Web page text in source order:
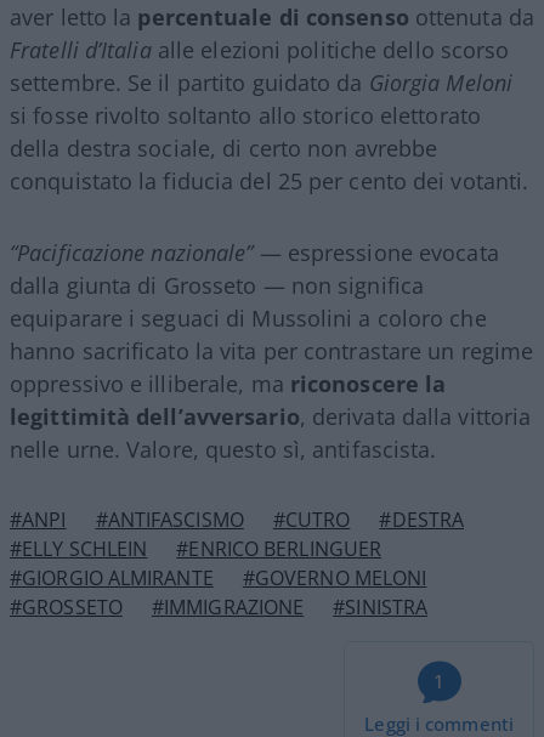
aver letto la percentuale di consenso ottenuta da
Fratelli d’Italiaalle elezioni politiche dello scorso
settembre. Se il partito guidato da Giorgia Meloni
si fosse rivolto soltanto allo storico elettorato
della destra sociale, di certo non avrebbe
conquistato la fiducia del 25 per cento dei votanti.
“Pacificazione nazionale”— espressione evocata
dalla giunta di Grosseto — non significa
equiparare i seguaci di Mussolini a coloro che
hanno sacrificato la vita per contrastare un regime
oppressivo e illiberale, ma riconoscere la
legittimità dell’avversario, derivata dalla vittoria
nelle urne. Valore, questo sì, antifascista.
#ANPI #ANTIFASCISMO #CUTRO
#DESTRA
#ELLY SCHLEIN
#ENRICO BERLINGUER
#GIORGIO ALMIRANTE
#GOVERNO MELONI
#GROSSETO
#IMMIGRAZIONE #SINISTRA
1
Leggi i commenti